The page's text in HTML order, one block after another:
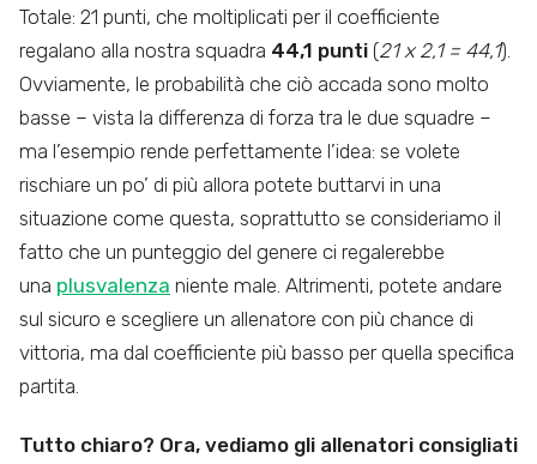
Totale: 21 punti, che moltiplicati per il coefficiente
regalano alla nostra squadra 44,1 punti (21 x 2,1 = 44,1).
Ovviamente, le probabilità che ciò accada sono molto
basse – vista la differenza di forza tra le due squadre –
ma l’esempio rende perfettamente l’idea: se volete
rischiare un po’ di più allora potete buttarvi in una
situazione come questa, soprattutto se consideriamo il
fatto che un punteggio del genere ci regalerebbe
una plusvalenza niente male. Altrimenti, potete andare
sul sicuro e scegliere un allenatore con più chance di
vittoria, ma dal coefficiente più basso per quella specifica
partita.
Tutto chiaro? Ora, vediamo gli allenatori consigliati